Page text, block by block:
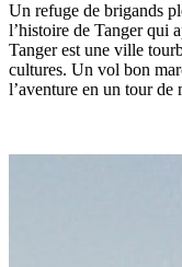
Un refuge de brigands
l’histoire de Tanger qui
Tanger est une ville
cultures. Un vol bon
l’aventure en un tour de